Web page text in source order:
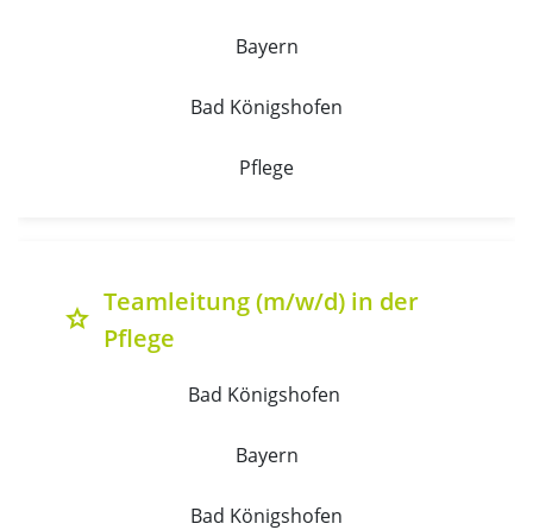
Bayern
Bad Königshofen
Pflege
grade
Teamleitung (m/w/d) in der
Pflege
Bad Königshofen
Bayern
Bad Königshofen